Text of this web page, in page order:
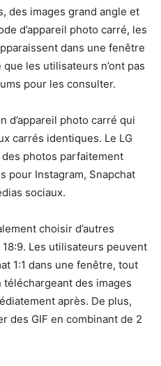
des images grand angle et
d’appareil photo carré, les
dans une fenêtre
les utilisateurs n’ont pas
pour les consulter.
d’appareil photo carré qui
carrés identiques. Le LG
photos parfaitement
pour Instagram, Snapchat
sociaux.
choisir d’autres
Les utilisateurs peuvent
1:1 dans une fenêtre, tout
des images
après. De plus,
des GIF en combinant de 2